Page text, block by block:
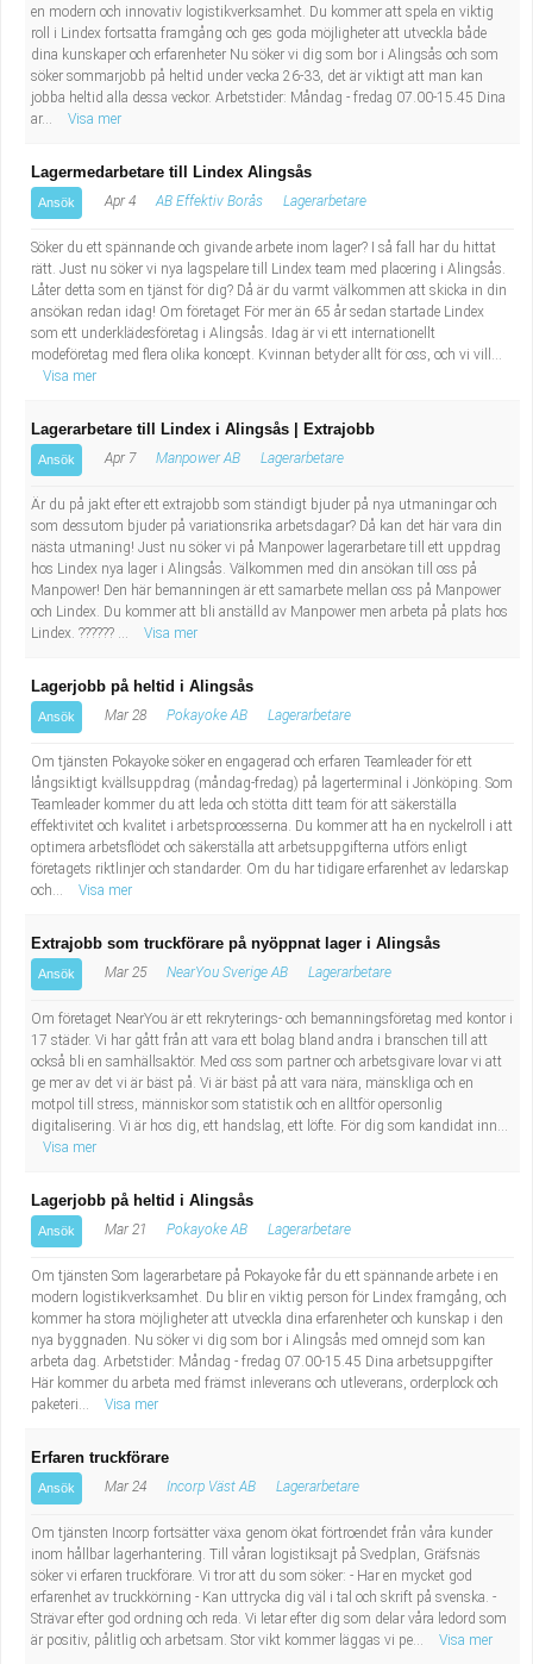
en modern och innovativ logistikverksamhet. Du kommer att spela en viktig
roll i Lindex fortsatta framgång och ges goda möjligheter att utveckla både
dina kunskaper och erfarenheter Nu söker vi dig som bor i Alingsås och som
söker sommarjobb på heltid under vecka 26-33, det är viktigt att man kan
jobba heltid alla dessa veckor. Arbetstider: Måndag - fredag 07.00-15.45 Dina
ar...
Visa mer
Lagermedarbetare till Lindex Alingsås
Ansök Apr 4 AB Effektiv Borås Lagerarbetare
Söker du ett spännande och givande arbete inom lager? I så fall har du hittat
rätt. Just nu söker vi nya lagspelare till Lindex team med placering i Alingsås.
Låter detta som en tjänst för dig? Då är du varmt välkommen att skicka in din
ansökan redan idag! Om företaget För mer än 65 år sedan startade Lindex
som ett underklädes­företag i Alingsås. Idag är vi ett internationellt
modeföretag med flera olika koncept. Kvinnan betyder allt för oss, och vi vill...
Visa mer
Lagerarbetare till Lindex i Alingsås | Extrajobb
Ansök Apr 7 Manpower AB Lagerarbetare
Är du på jakt efter ett extrajobb som ständigt bjuder på nya utmaningar och
som dessutom bjuder på variationsrika arbetsdagar? Då kan det här vara din
nästa utmaning! Just nu söker vi på Manpower lagerarbetare till ett uppdrag
hos Lindex nya lager i Alingsås. Välkommen med din ansökan till oss på
Manpower! Den här bemanningen är ett samarbete mellan oss på Manpower
och Lindex. Du kommer att bli anställd av Manpower men arbeta på plats hos
Lindex. ?????? ...
Visa mer
Lagerjobb på heltid i Alingsås
Ansök Mar 28 Pokayoke AB Lagerarbetare
Om tjänsten Pokayoke söker en engagerad och erfaren Teamleader för ett
långsiktigt kvällsuppdrag (måndag-fredag) på lagerterminal i Jönköping. Som
Teamleader kommer du att leda och stötta ditt team för att säkerställa
effektivitet och kvalitet i arbetsprocesserna. Du kommer att ha en nyckelroll i att
optimera arbetsflödet och säkerställa att arbetsuppgifterna utförs enligt
företagets riktlinjer och standarder. Om du har tidigare erfarenhet av ledarskap
och...
Visa mer
Extrajobb som truckförare på nyöppnat lager i Alingsås
Ansök Mar 25 NearYou Sverige AB Lagerarbetare
Om företaget NearYou är ett rekryterings- och bemanningsföretag med kontor i
17 städer. Vi har gått från att vara ett bolag bland andra i branschen till att
också bli en samhällsaktör. Med oss som partner och arbetsgivare lovar vi att
ge mer av det vi är bäst på. Vi är bäst på att vara nära, mänskliga och en
motpol till stress, människor som statistik och en alltför opersonlig
digitalisering. Vi är hos dig, ett handslag, ett löfte. För dig som kandidat inn...
Visa mer
Lagerjobb på heltid i Alingsås
Ansök Mar 21 Pokayoke AB Lagerarbetare
Om tjänsten Som lagerarbetare på Pokayoke får du ett spännande arbete i en
modern logistikverksamhet. Du blir en viktig person för Lindex framgång, och
kommer ha stora möjligheter att utveckla dina erfarenheter och kunskap i den
nya byggnaden. Nu söker vi dig som bor i Alingsås med omnejd som kan
arbeta dag. Arbetstider: Måndag - fredag 07.00-15.45 Dina arbetsuppgifter
Här kommer du arbeta med främst inleverans och utleverans, orderplock och
paketeri...
Visa mer
Erfaren truckförare
Ansök Mar 24 Incorp Väst AB Lagerarbetare
Om tjänsten Incorp fortsätter växa genom ökat förtroendet från våra kunder
inom hållbar lagerhantering. Till våran logistiksajt på Svedplan, Gräfsnäs
söker vi erfaren truckförare. Vi tror att du som söker: - Har en mycket god
erfarenhet av truckkörning - Kan uttrycka dig väl i tal och skrift på svenska. -
Strävar efter god ordning och reda. Vi letar efter dig som delar våra ledord som
är positiv, pålitlig och arbetsam. Stor vikt kommer läggas vi pe...
Visa mer